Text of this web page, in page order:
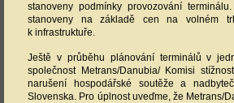
stanoveny podmínky provozování
stanoveny na základě cen na volném
k infrastruktuře.
Ještě v průběhu plánování terminálů v
společnost Metrans/Danubia/ Komisi
narušení hospodářské soutěže a
Slovenska. Pro úplnost uveďme, že Metrans/